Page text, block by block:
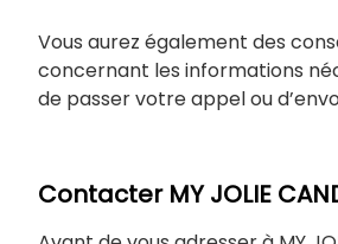
Vous aurez également des
concernant les informations
de passer votre appel ou
Contacter MY JOLIE